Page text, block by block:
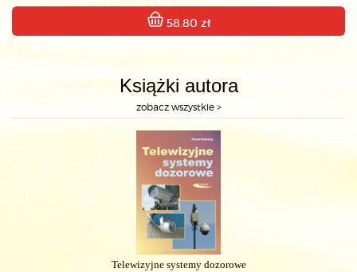
58.80 zł
Książki autora
zobacz wszystkie >
Telewizyjne systemy dozorowe